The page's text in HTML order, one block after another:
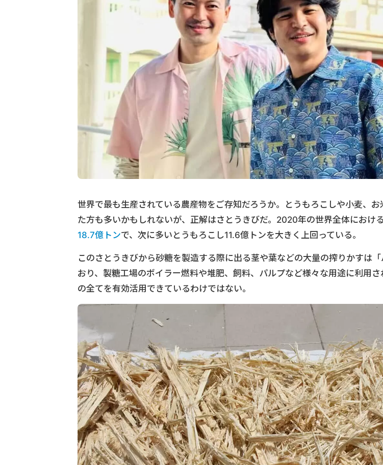
世界で最も生産されている農産物をご存知だろうか。とうもろこしや小麦、
た方も多いかもしれないが、正解はさとうきびだ。2020年の世界全体におけ
18.7億トンで、次に多いとうもろこし11.6億トンを大きく上回っている。
このさとうきびから砂糖を製造する際に出る茎や葉などの大量の搾りかすは
おり、製糖工場のボイラー燃料や堆肥、飼料、パルプなど様々な用途に利用
の全てを有効活用できているわけではない。